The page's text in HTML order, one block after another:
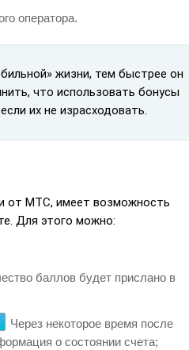
оператора.
жизни, тем быстрее он
что использовать бонусы
их не израсходовать.
от МТС, имеет возможность
Для этого можно:
баллов будет прислано в
Через некоторое время после
о состоянии счета;